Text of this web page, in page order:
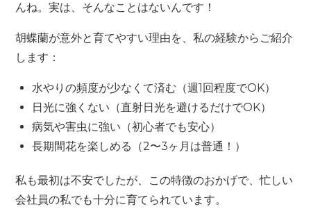
んね。実は、そんなことはないんです！
胡蝶蘭が意外と育てやすい理由を、私の経験からご紹介
します：
水やりの頻度が少なくて済む（週1回程度でOK）
日光に強くない（直射日光を避けるだけでOK）
病気や害虫に強い（初心者でも安心）
長期間花を楽しめる（2〜3ヶ月は普通！）
私も最初は不安でしたが、この特徴のおかげで、忙しい
会社員の私でも十分に育てられています。